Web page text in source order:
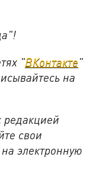
"ВКонтакте"
на
редакцией
свои
электронную